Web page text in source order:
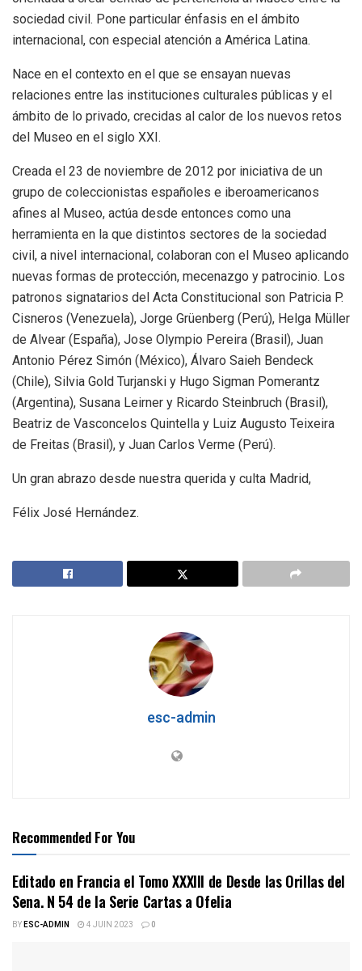
sociedad civil. Pone particular énfasis en el ámbito
internacional, con especial atención a América Latina.
Nace en el contexto en el que se ensayan nuevas
relaciones entre las instituciones culturales públicas y el
ámbito de lo privado, crecidas al calor de los nuevos retos
del Museo en el siglo XXI.
Creada el 23 de noviembre de 2012 por iniciativa de un
grupo de coleccionistas españoles e iberoamericanos
afines al Museo, actúa desde entonces como una
herramienta en la que distintos sectores de la sociedad
civil, a nivel internacional, colaboran con el Museo aplicando
nuevas formas de protección, mecenazgo y patrocinio. Los
patronos signatarios del Acta Constitucional son Patricia P.
Cisneros (Venezuela), Jorge Grüenberg (Perú), Helga Müller
de Alvear (España), Jose Olympio Pereira (Brasil), Juan
Antonio Pérez Simón (México), Álvaro Saieh Bendeck
(Chile), Silvia Gold Turjanski y Hugo Sigman Pomerantz
(Argentina), Susana Leirner y Ricardo Steinbruch (Brasil),
Beatriz de Vasconcelos Quintella y Luiz Augusto Teixeira
de Freitas (Brasil), y Juan Carlos Verme (Perú).
Un gran abrazo desde nuestra querida y culta Madrid,
Félix José Hernández.
esc-admin
Recommended For You
Editado en Francia el Tomo XXXIII de Desde las Orillas del
Sena. N 54 de la Serie Cartas a Ofelia
BYESC-ADMIN 4 JUIN 2023 0